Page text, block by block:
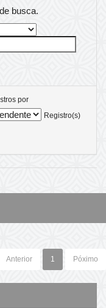
busca.
por
Registro(s)
Anterior 1 Póximo